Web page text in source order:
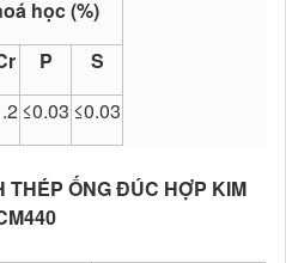
học (%)
P
S
≤0.03 ≤0.03
THÉP ỐNG ĐÚC HỢP KIM